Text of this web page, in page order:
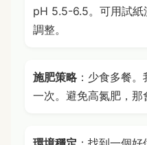
pH 5.5-6.5。可用試紙
調整。
施肥策略：少食多餐。
一次。避免高氮肥，那